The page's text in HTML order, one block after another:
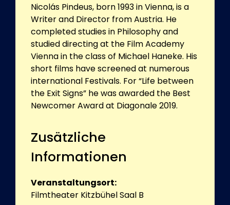
Nicolás Pindeus, born 1993 in Vienna, is a
Writer and Director from Austria. He
completed studies in Philosophy and
studied directing at the Film Academy
Vienna in the class of Michael Haneke. His
short films have screened at numerous
international Festivals. For “Life between
the Exit Signs” he was awarded the Best
Newcomer Award at Diagonale 2019.
Zusätzliche
Informationen
Veranstaltungsort:
Filmtheater Kitzbühel Saal B